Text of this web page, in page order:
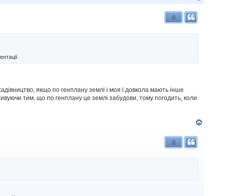
0
якщо по генплану землі і моя і довкола мають інше
тим, що по генплану це землі забудови, тому погодить, коли
0